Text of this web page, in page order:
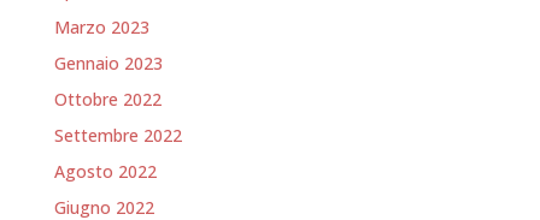
Marzo 2023
Gennaio 2023
Ottobre 2022
Settembre 2022
Agosto 2022
Giugno 2022